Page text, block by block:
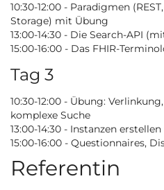
10:30-12:00 - Paradigmen
Storage) mit Übung
13:00-14:30 - Die Search-API
15:00-16:00 - Das FHIR-
Tag 3
10:30-12:00 - Übung:
komplexe Suche
13:00-14:30 - Instanzen
15:00-16:00 - Questionnaires,
Referentin